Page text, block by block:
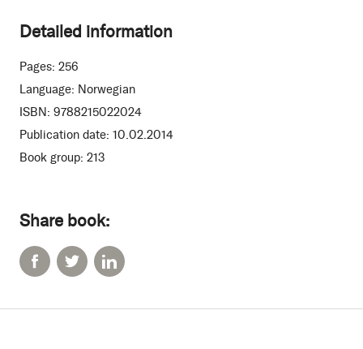
Share book:
Detailed information
Pages: 256
Language: Norwegian
ISBN: 9788215022024
Publication date: 10.02.2014
Book group: 213